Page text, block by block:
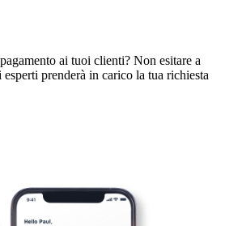
ai tuoi clienti? Non esitare a
prenderà in carico la tua richiesta